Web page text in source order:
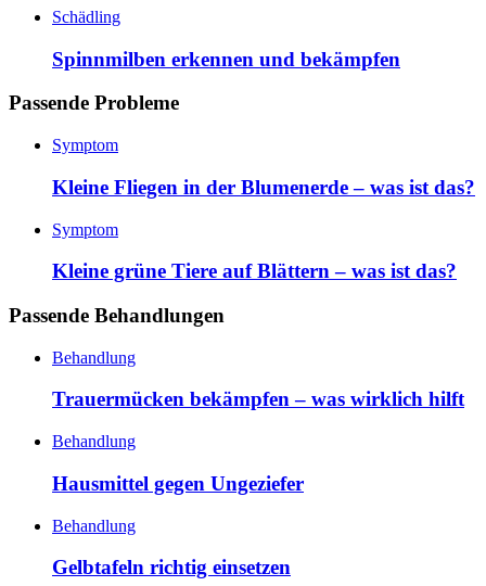
Schädling
Spinnmilben erkennen und bekämpfen
Passende Probleme
Symptom
Kleine Fliegen in der Blumenerde – was ist das?
Symptom
Kleine grüne Tiere auf Blättern – was ist das?
Passende Behandlungen
Behandlung
Trauermücken bekämpfen – was wirklich hilft
Behandlung
Hausmittel gegen Ungeziefer
Behandlung
Gelbtafeln richtig einsetzen